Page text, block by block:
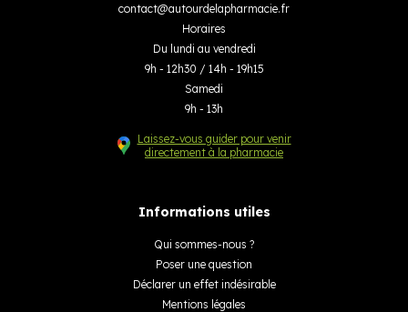
contact@autourdelapharmacie.fr
Horaires
Du lundi au vendredi
9h - 12h30 / 14h - 19h15
Samedi
9h - 13h
Laissez-vous guider pour venir
directement à la pharmacie
Informations utiles
Qui sommes-nous ?
Poser une question
Déclarer un effet indésirable
Mentions légales